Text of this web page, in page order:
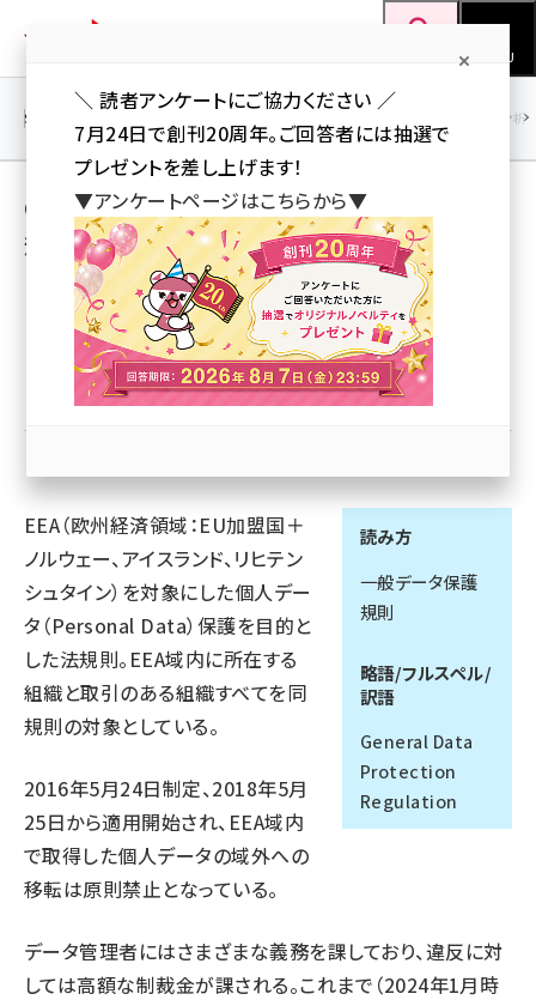
ン
MENU
seo (3523)
ai (2804)
youtube (2429)
note (2312)
z世代 (1622)
meo (1275)
llmo (1161)
SEO アクセス解析／データ分析
GDPR とは 意味/解説/説明 （一般データ保護
規則） 【General Data Protection
Regulation】
優先するニュース提供元に追加
読み方
一般データ保護
規則
略語/フルスペル/
訳語
General Data
Protection
Regulation
EEA（欧州経済領域：EU加盟国＋
ノルウェー、アイスランド、リヒテン
シュタイン）を対象にした個人デー
タ（Personal Data）保護を目的と
した法規則。EEA域内に所在する
組織と取引のある組織すべてを同
規則の対象としている。
2016年5月24日制定、2018年5月
25日から適用開始され、EEA域内
で取得した個人データの域外への
移転は原則禁止となっている。
データ管理者にはさまざまな義務を課しており、違反に対
しては高額な制裁金が課される。これまで（2024年1月時
＼ 読者アンケートにご協力ください ／
7月24日で創刊20周年。ご回答者には抽選で
プレゼントを差し上げます！
▼アンケートページはこちらから▼